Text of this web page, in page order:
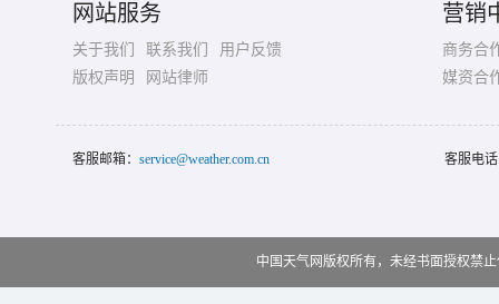
网站服务
关于我们 联系我们
用户反馈
版权声明
网站律师
营销
商务合
媒资合
客服邮箱： service@weather.com.cn 客服电
中国天气网版权所有，未经书面授权